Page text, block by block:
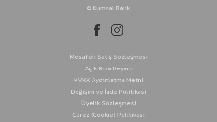
© Kumsal Balık
Mesafeli Satış Sözleşmesi
Açık Rıza Beyanı
KVKK Aydınlatma Metni
Değişim ve İade Politikası
Üyelik Sözleşmesi
Çerez (Cookie) Politikası